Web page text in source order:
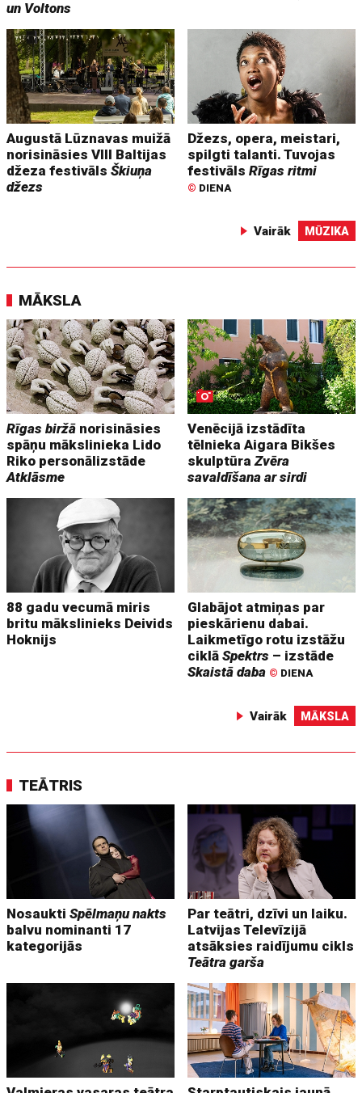
un Voltons
Augustā Lūznavas muižā
norisināsies VIII Baltijas
džeza festivālsŠkiuņa
džezs
Džezs, opera, meistari,
spilgti talanti. Tuvojas
festivālsRīgas ritmi
© DIENA
Vairāk MŪZIKA
MĀKSLA
Rīgas biržā norisināsies
spāņu mākslinieka Lido
Riko personālizstāde
Atklāsme
Venēcijā izstādīta
tēlnieka Aigara Bikšes
skulptūraZvēra
savaldīšana ar sirdi
88 gadu vecumā miris
britu mākslinieks Deivids
Hoknijs
Glabājot atmiņas par
pieskārienu dabai.
Laikmetīgo rotu izstāžu
ciklāSpektrs – izstāde
Skaistā daba © DIENA
Vairāk MĀKSLA
TEĀTRIS
NosauktiSpēlmaņu nakts
balvu nominanti 17
kategorijās
Par teātri, dzīvi un laiku.
Latvijas Televīzijā
atsāksies raidījumu cikls
Teātra garša